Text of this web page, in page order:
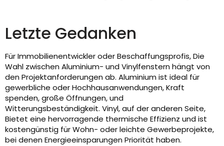
Letzte Gedanken
Für Immobilienentwickler oder Beschaffungsprofis, Die
Wahl zwischen Aluminium- und Vinylfenstern hängt von
den Projektanforderungen ab. Aluminium ist ideal für
gewerbliche oder Hochhausanwendungen, Kraft
spenden, große Öffnungen, und
Witterungsbeständigkeit. Vinyl, auf der anderen Seite,
Bietet eine hervorragende thermische Effizienz und ist
kostengünstig für Wohn- oder leichte Gewerbeprojekte,
bei denen Energieeinsparungen Priorität haben.